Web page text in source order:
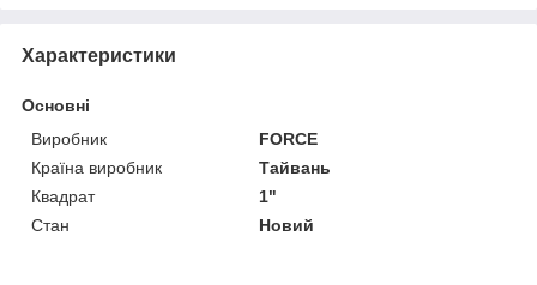
Характеристики
Основні
Виробник
FORCE
Країна виробник
Тайвань
Квадрат
1"
Стан
Новий